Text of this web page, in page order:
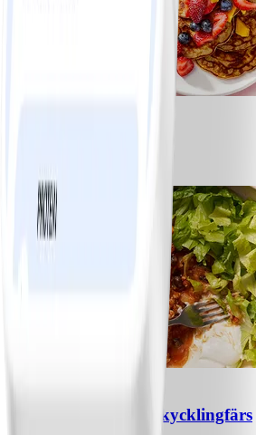
5 MIN
Chili con carne med kycklingfärs